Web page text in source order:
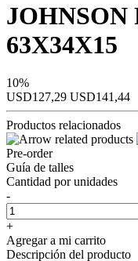
JOHNSON
63X34X15
10%
USD127,29 USD141,44
Productos relacionados
Pre-order
Guía de talles
Cantidad por unidades
-
+
Agregar a mi carrito
Descripción del producto